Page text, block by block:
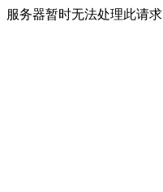
服务器暂时无法处理此请求